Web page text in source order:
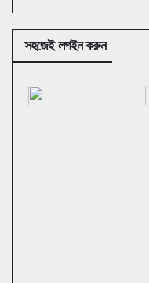
সহজেই লগইন করুন